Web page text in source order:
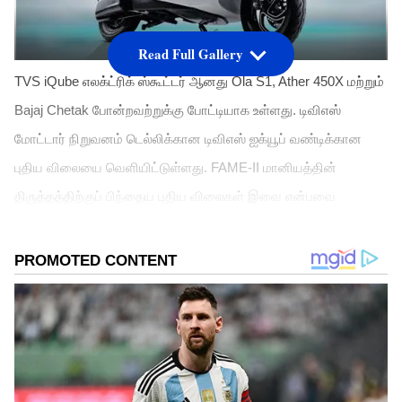
TVS iQube எலக்ட்ரிக் ஸ்கூட்டர் ஆனது Ola S1, Ather 450X மற்றும்
Bajaj Chetak போன்றவற்றுக்கு போட்டியாக உள்ளது. டிவிஎஸ்
மோட்டார் நிறுவனம் டெல்லிக்கான டிவிஎஸ் ஐக்யூப் வண்டிக்கான
புதிய விலையை வெளியிட்டுள்ளது. FAME-II மானியத்தின்
திருத்தத்திற்குப் பிந்தைய புதிய விலைகள் இவை என்பவை
ஏசியாநெட் தமிழ்-ஐ உங்கள் முதன்மைத்
தேர்வாக்குங்கள்
Read Full Gallery